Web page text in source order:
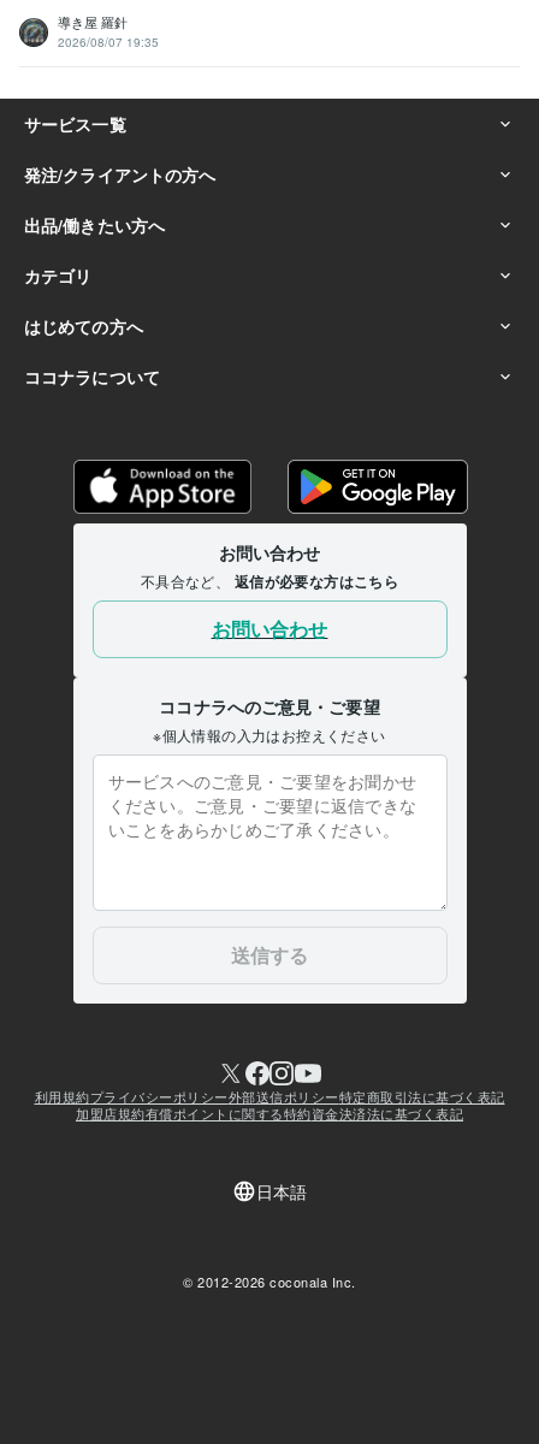
導き屋 羅針
2026/08/07 19:35